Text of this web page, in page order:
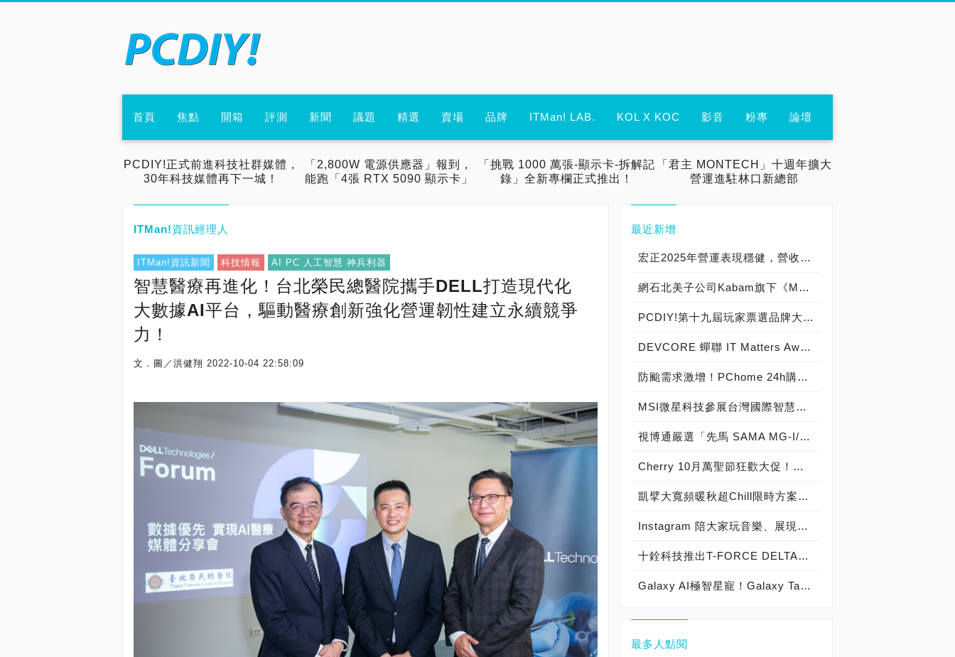
首頁 焦點 開箱 評測 新聞 議題 精選 賣場 品牌 ITMan! LAB. KOL X KOC 影音 粉專 論壇
PCDIY!正式前進科技社群媒體，
30年科技媒體再下一城！
「2,800W 電源供應器」報到，
能跑「4張 RTX 5090 顯示卡」
「挑戰 1000 萬張-顯示卡-拆解記
錄」全新專欄正式推出！
「君主 MONTECH」十週年擴大
營運進駐林口新總部
ITMan!資訊經理人
ITMan!資訊新聞 科技情報 AI PC 人工智慧 神兵利器
智慧醫療再進化！台北榮民總醫院攜手DELL打造現代化
大數據AI平台，驅動醫療創新強化營運韌性建立永續競爭
力！
文．圖／洪健翔 2022-10-04 22:58:09
最近新增
宏正2025年營運表現穩健，營收邁入成長佳境
網石北美子公司Kabam旗下《MARVEL：超級爭霸戰》 正式開放PC版
PCDIY!第十九屆玩家票選品牌大賞暨ITMan!企業品牌大調查2024，票選結果暨得獎公布！
DEVCORE 蟬聯 IT Matters Awards 最佳 IT 雇主獎！ 實施週休三日、系統性培育資安人才雙管齊下
防颱需求激增！PChome 24h購物泡麵、零食/餅乾銷量飆升逾100% 備戰山陀兒颱風！PChome 24h購物「 颱風快報專區」必買物資一站備齊
MSI微星科技參展台灣國際智慧能源週 全方位充電解決方案助力電動車產業發展
視博通嚴選「先馬 SAMA MG-I/MG-II 機殼＋九州風神 DeepCool OK550D 550W電源供應器」超值「C＋P套餐」, 免費「九州風神 DeepCool AG400空冷散熱器」送給你！
Cherry 10月萬聖節狂歡大促！櫻桃粉絲不可錯過的驚喜優惠
凱擘大寬頻暖秋超Chill限時方案 現省5千元再抽上萬元英倫藍牙喇叭
Instagram 陪大家玩音樂、展現品味 迎接國際音樂日！ 個人檔案加音樂展現自我、限時動態播黑膠唱片吹復古風
十銓科技推出T-FORCE DELTAα RGB DDR5 桌上型記憶體 完美匹配AMD 新平台 極致超頻潛力銓面釋放
Galaxy AI極智星寵！Galaxy Tab S10系列旗艦平板正式登台
最多人點閱